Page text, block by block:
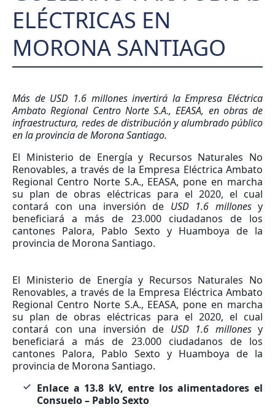
ELÉCTRICAS EN
MORONA SANTIAGO
Más de USD 1.6 millones invertirá la Empresa Eléctrica
Ambato Regional Centro Norte S.A., EEASA, en obras de
infraestructura, redes de distribución y alumbrado público
en la provincia de Morona Santiago.
El Ministerio de Energía y Recursos Naturales No
Renovables, a través de la Empresa Eléctrica Ambato
Regional Centro Norte S.A., EEASA, pone en marcha
su plan de obras eléctricas para el 2020, el cual
contará con una inversión de USD 1.6 millonesy
beneficiará a más de 23.000 ciudadanos de los
cantones Palora, Pablo Sexto y Huamboya de la
provincia de Morona Santiago.
El Ministerio de Energía y Recursos Naturales No
Renovables, a través de la Empresa Eléctrica Ambato
Regional Centro Norte S.A., EEASA, pone en marcha
su plan de obras eléctricas para el 2020, el cual
contará con una inversión de USD 1.6 millonesy
beneficiará a más de 23.000 ciudadanos de los
cantones Palora, Pablo Sexto y Huamboya de la
provincia de Morona Santiago.
Enlace a 13.8 kV, entre los alimentadores el
Consuelo – Pablo Sexto